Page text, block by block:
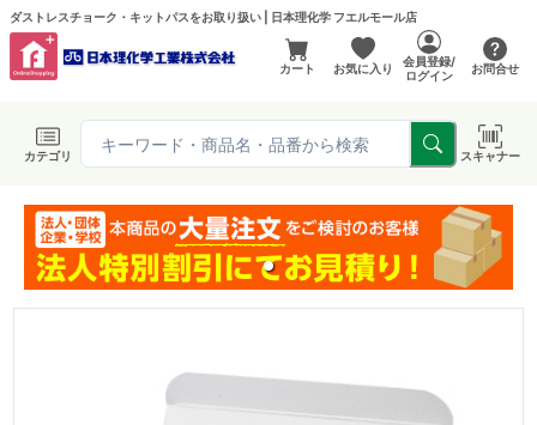
ダストレスチョーク・キットパスをお取り扱い | 日本理化学 フエルモール店
カート お気に入り
会員登録/
ログイン
お問合せ
カテゴリ スキャナー